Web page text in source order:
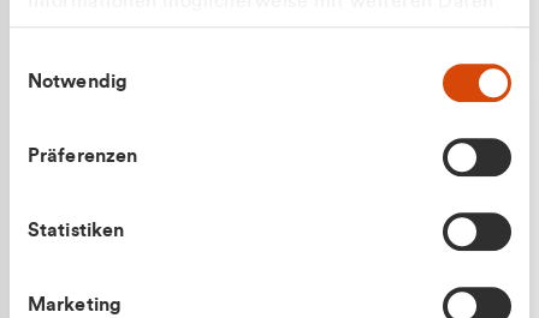
gesammelt haben.
Notwendig
Präferenzen
Statistiken
Marketing